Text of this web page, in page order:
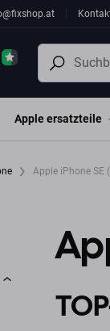
Apple ersatzteile
Apple iPhone SE